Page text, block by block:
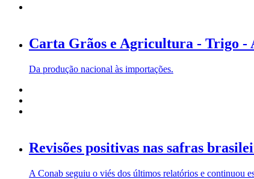
Carta Grãos e Agricultura - Trigo -
Da produção nacional às importações.
Revisões positivas nas safras
A Conab seguiu o viés dos últimos relatórios e continuou